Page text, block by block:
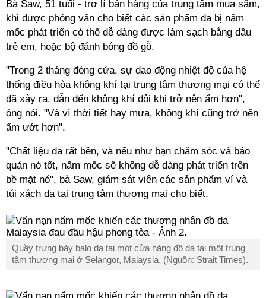
Bà Saw, 51 tuổi - trợ lí bán hàng của trung tâm mua sắm,
khi được phỏng vấn cho biết các sản phẩm da bị nấm
mốc phát triển có thể dễ dàng được làm sạch bằng dầu
trẻ em, hoặc bộ đánh bóng đồ gỗ.
"Trong 2 tháng đóng cửa, sự dao động nhiệt độ của hệ
thống điều hòa không khí tại trung tâm thương mại có thể
đã xảy ra, dẫn đến không khí đôi khi trở nên ẩm hơn",
ông nói. "Và vì thời tiết hay mưa, không khí cũng trở nên
ẩm ướt hơn".
"Chất liệu da rất bền, và nếu như bạn chăm sóc và bảo
quản nó tốt, nấm mốc sẽ không dễ dàng phát triển trên
bề mặt nó", bà Saw, giám sát viên các sản phẩm ví và
túi xách da tại trung tâm thương mại cho biết.
Quầy trưng bày balo da tại một cửa hàng đồ da tại một trung
tâm thương mại ở Selangor, Malaysia. (Nguồn: Strait Times).